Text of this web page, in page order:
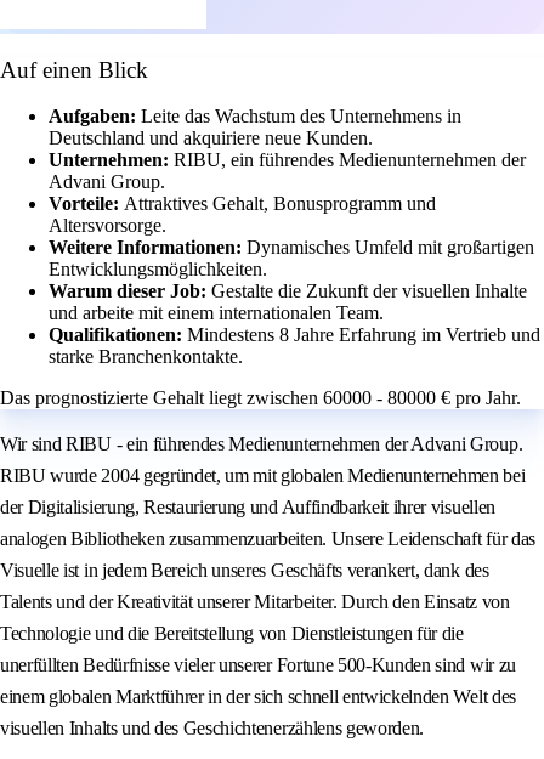
Auf einen Blick
Aufgaben: Leite das Wachstum des Unternehmens in
Deutschland und akquiriere neue Kunden.
Unternehmen: RIBU, ein führendes Medienunternehmen der
Advani Group.
Vorteile: Attraktives Gehalt, Bonusprogramm und
Altersvorsorge.
Weitere Informationen: Dynamisches Umfeld mit großartigen
Entwicklungsmöglichkeiten.
Warum dieser Job: Gestalte die Zukunft der visuellen Inhalte
und arbeite mit einem internationalen Team.
Qualifikationen: Mindestens 8 Jahre Erfahrung im Vertrieb und
starke Branchenkontakte.
Das prognostizierte Gehalt liegt zwischen 60000 - 80000 € pro Jahr.
Wir sind RIBU - ein führendes Medienunternehmen der Advani Group.
RIBU wurde 2004 gegründet, um mit globalen Medienunternehmen bei
der Digitalisierung, Restaurierung und Auffindbarkeit ihrer visuellen
analogen Bibliotheken zusammenzuarbeiten. Unsere Leidenschaft für das
Visuelle ist in jedem Bereich unseres Geschäfts verankert, dank des
Talents und der Kreativität unserer Mitarbeiter. Durch den Einsatz von
Technologie und die Bereitstellung von Dienstleistungen für die
unerfüllten Bedürfnisse vieler unserer Fortune 500-Kunden sind wir zu
einem globalen Marktführer in der sich schnell entwickelnden Welt des
visuellen Inhalts und des Geschichtenerzählens geworden.